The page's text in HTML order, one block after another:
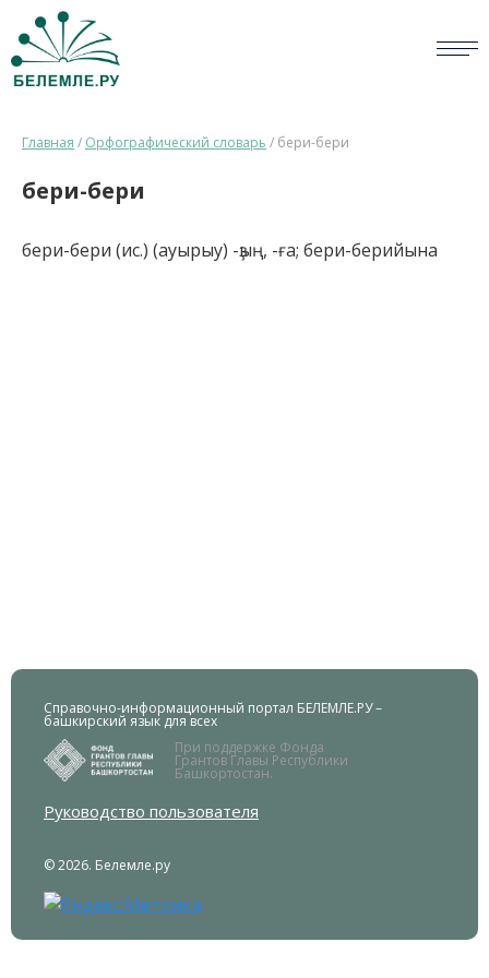
ОПРОС
СПРАВКА
Главная / Орфографический словарь / бери-бери
бери-бери
бери-бери (ис.) (ауырыу) -ҙың, -ға; бери-берийына
Справочно-информационный портал БЕЛЕМЛЕ.РУ –
башкирский язык для всех
При поддержке Фонда
Грантов Главы Республики
Башкортостан.
Руководство пользователя
© 2026. Белемле.ру